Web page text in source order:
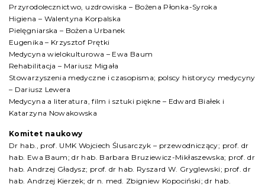
Przyrodolecznictwo, uzdrowiska – Bożena Płonka-Syroka
Higiena – Walentyna Korpalska
Pielęgniarska – Bożena Urbanek
Eugenika – Krzysztof Prętki
Medycyna wielokulturowa – Ewa Baum
Rehabilitacja – Mariusz Migała
Stowarzyszenia medyczne i czasopisma; polscy historycy medycyny
– Dariusz Lewera
Medycyna a literatura, film i sztuki piękne – Edward Białek i
Katarzyna Nowakowska
Komitet naukowy
Dr hab., prof. UMK Wojciech Ślusarczyk – przewodniczący; prof. dr
hab. Ewa Baum; dr hab. Barbara Bruziewicz-Mikłaszewska; prof. dr
hab. Andrzej Gładysz; prof. dr hab. Ryszard W. Gryglewski; prof. dr
hab. Andrzej Kierzek; dr n. med. Zbigniew Kopociński; dr hab.